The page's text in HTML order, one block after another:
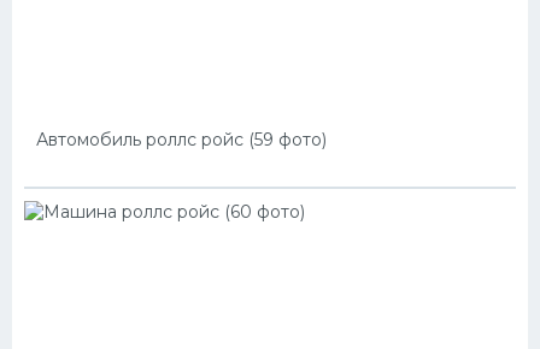
Автомобиль роллс ройс (59 фото)